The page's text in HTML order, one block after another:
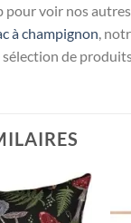
voir nos
à champignon,
de